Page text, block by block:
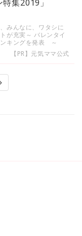
集2019」
みんなに、ワタシに
が充実～ バレンタイ
キングを発表 ～
【PR】元気ママ公式